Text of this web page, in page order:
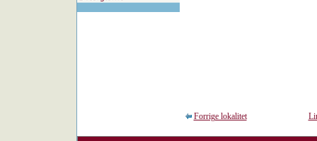
Forrige lokalitet